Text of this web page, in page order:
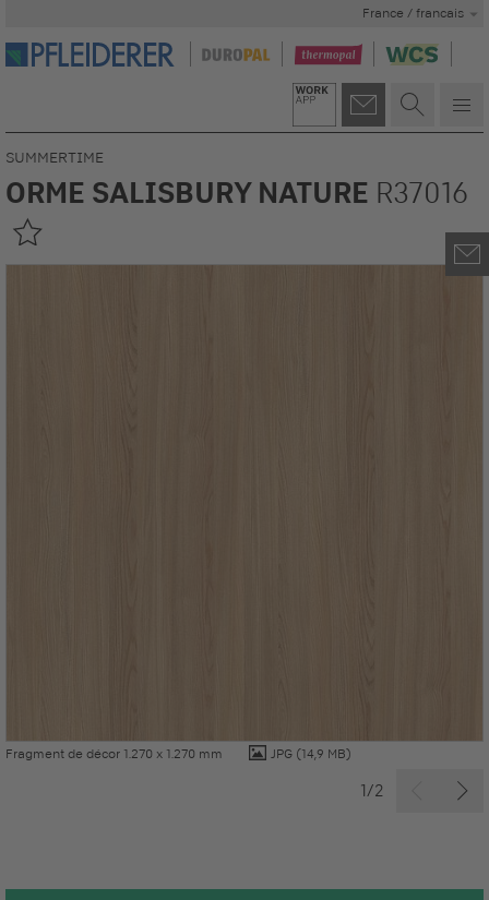
France / francais
Fragment de décor 1.270 x 1.270 mm JPG (14,9 MB)
1/2
SUMMERTIME
ORME SALISBURY NATURE R37016